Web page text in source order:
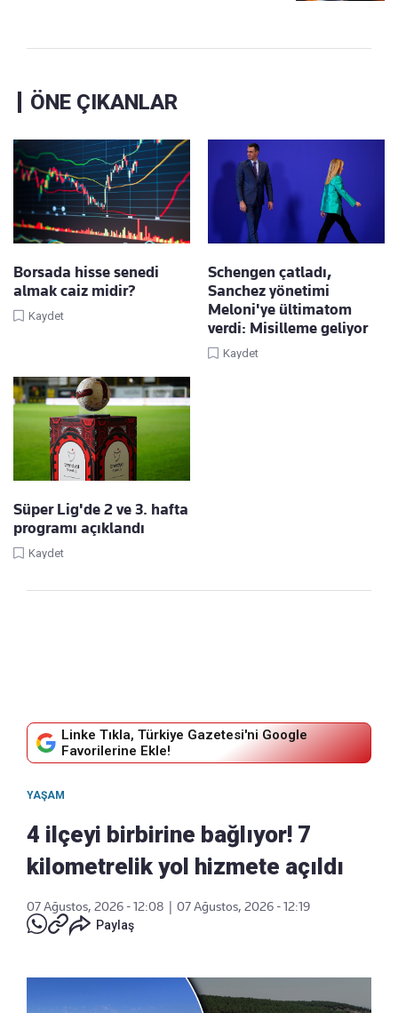
ÖNE ÇIKANLAR
Borsada hisse senedi
almak caiz midir?
Kaydet
Schengen çatladı,
Sanchez yönetimi
Meloni'ye ültimatom
verdi: Misilleme geliyor
Kaydet
Süper Lig'de 2 ve 3. hafta
programı açıklandı
Kaydet
Linke Tıkla, Türkiye Gazetesi'ni Google
Favorilerine Ekle!
YAŞAM
4 ilçeyi birbirine bağlıyor! 7
kilometrelik yol hizmete açıldı
07 Ağustos, 2026 - 12:08 | 07 Ağustos, 2026 - 12:19
Paylaş